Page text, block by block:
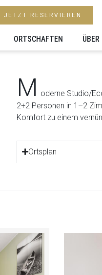
JETZT RESERVIEREN
ORTSCHAFTEN ÜBER
M oderne Studio/
2+2 Personen in 1–2
Komfort zu einem
Ortsplan